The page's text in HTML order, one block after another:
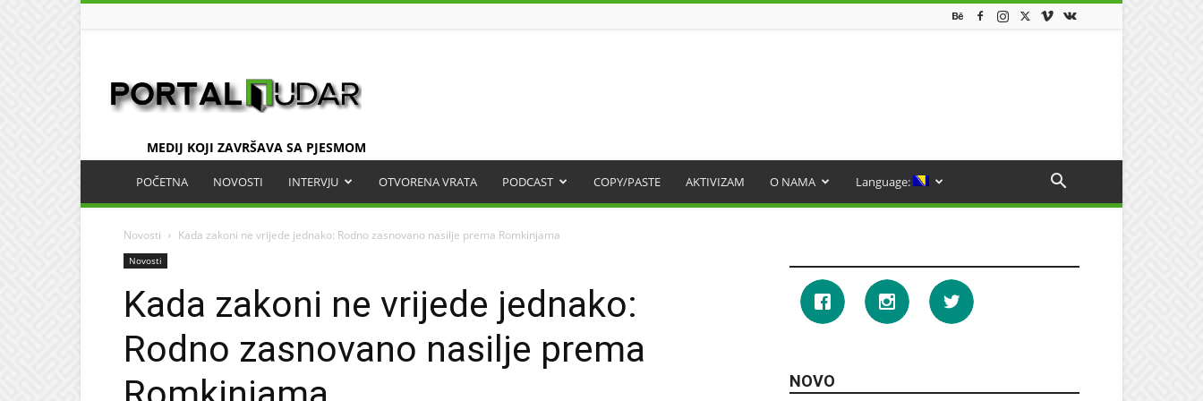
MEDIJ KOJI ZAVRŠAVA SA PJESMOM
POČETNA NOVOSTI INTERVJU OTVORENA VRATA PODCAST COPY/PASTE AKTIVIZAM O NAMA Language:
Novosti Kada zakoni ne vrijede jednako: Rodno zasnovano nasilje prema Romkinjama
Novosti
Kada zakoni ne vrijede jednako:
Rodno zasnovano nasilje prema
NOVO